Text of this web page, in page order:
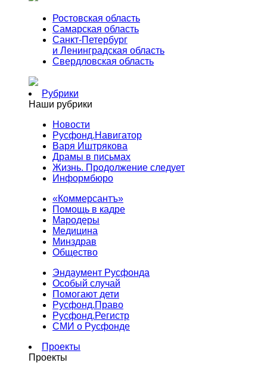
Ростовская область
Самарская область
Санкт-Петербург
и Ленинградская область
Свердловская область
Рубрики
Наши рубрики
Новости
Русфонд.Навигатор
Варя Иштрякова
Драмы в письмах
Жизнь. Продолжение следует
Информбюро
«Коммерсантъ»
Помощь в кадре
Мародеры
Медицина
Минздрав
Общество
Эндаумент Русфонда
Особый случай
Помогают дети
Русфонд.Право
Русфонд.Регистр
СМИ о Русфонде
Проекты
Проекты